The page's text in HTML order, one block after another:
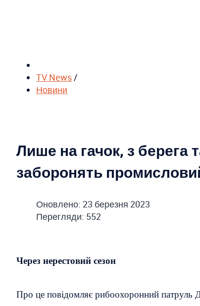
TV News /
Новини
Лише на гачок, з берега
заборонять
Оновлено: 23 березня 2023
Перегляди: 552
Через нерестовий сезон
Про це повідомляє рибоохоронний патруль